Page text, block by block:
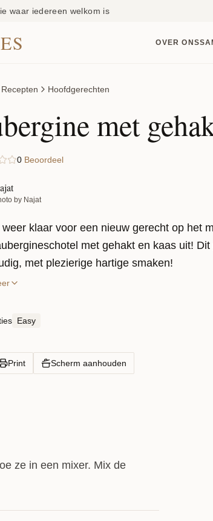
waar iedereen welkom is
OVER ONS
Recepten Hoofdgerechten
met
0 Beoordeel
by Najat
weer klaar voor een nieuw gerecht op het
met gehakt en kaas uit!
met plezierige hartige smaken!
Easy
Print Scherm aanhouden
ze in een mixer. Mix de